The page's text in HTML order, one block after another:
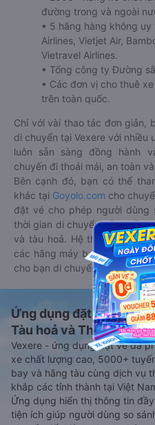
đường trong và ngoài
• 5 hãng hàng không
Airlines, Vietjet Air,
Vietravel Airlines.
• Tổng công ty Đường
• Các đơn vị cho thuê
trên toàn quốc.
Chỉ với vài thao tác đơn giản,
di chuyển tại Vexere với nhiều
luôn sẵn sàng đồng hành
chuyến đi thoải mái, an toàn
Bên cạnh đó, bạn có thể
khác tại Goyolo.com cho
đặt vé cho phép người dùng
thời gian di chuyển của nhiều
và tàu hoả. Hệ thống của
các hãng máy bay, xe khách
cho bạn di chuyển.
Ứng dụng đặt vé Xe
Tàu hoả và Thuê xe
Vexere - ứng dụng đặt vé đa
xe chất lượng cao, 5000+
bay và hãng tàu cùng dịch vụ
khắp các tỉnh thành tại Việt
Ứng dụng hiển thị thông tin
tiện ích giúp người dùng so